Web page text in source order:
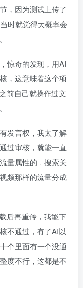
，因为测试上传了
时就觉得大概率会
惊奇的发现，用AI
，这意味着这个项
前自己就操作过文
发言权，我太了解
过审核，就能一直
量属性的，搜索关
频那样的流量分成
后再重传，我能下
不通过，有了AI以
个里面有一个没通
度不行，这都是不